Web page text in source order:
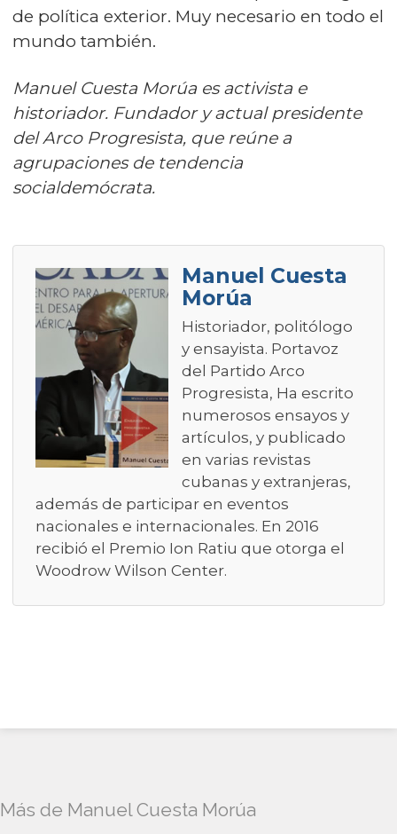
de política exterior. Muy necesario en todo el
mundo también.
Manuel Cuesta Morúa es activista e
historiador. Fundador y actual presidente
del Arco Progresista, que reúne a
agrupaciones de tendencia
socialdemócrata.
Manuel Cuesta
Morúa
Historiador, politólogo
y ensayista. Portavoz
del Partido Arco
Progresista, Ha escrito
numerosos ensayos y
artículos, y publicado
en varias revistas
cubanas y extranjeras,
además de participar en eventos
nacionales e internacionales. En 2016
recibió el Premio Ion Ratiu que otorga el
Woodrow Wilson Center.
Más de Manuel Cuesta Morúa